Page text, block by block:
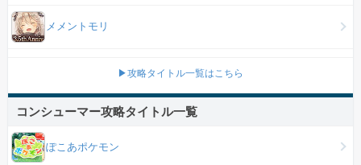
メメントモリ
▶攻略タイトル一覧はこちら
コンシューマー攻略タイトル一覧
ぽこあポケモン